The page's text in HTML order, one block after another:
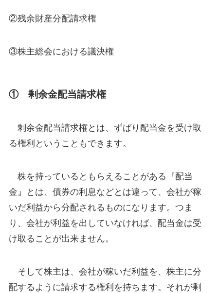
②残余財産分配請求権
③株主総会における議決権
① 剰余金配当請求権
剰余金配当請求権とは、ずばり配当金を受け取
る権利ということもできます。
株を持っているともらえることがある『配当
金』とは、債券の利息などとは違って、会社が稼
いだ利益から分配されるものになります。つま
り、会社が利益を出していなければ、配当金は受
け取ることが出来ません。
そして株主は、会社が稼いだ利益を、株主に分
配するように請求する権利を持ちます。それが剰